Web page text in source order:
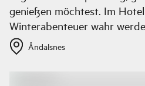
genießen möchtest. Im
Winterabenteuer wahr
Åndalsnes